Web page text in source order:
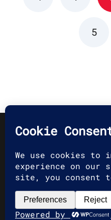
5
2025 G2A
Minden jog
Adatvédelmi